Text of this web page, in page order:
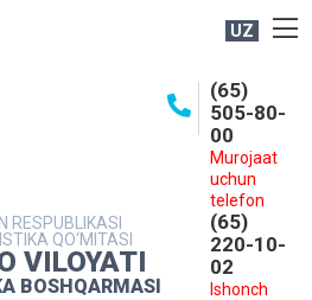
UZ
RESPUBLIKASI
QO‘MITASI
VILOYATI
BOSHQARMASI
(65)
505-80-
00
Murojaat
uchun
telefon
(65)
220-10-
02
Ishonch
XIZMATI